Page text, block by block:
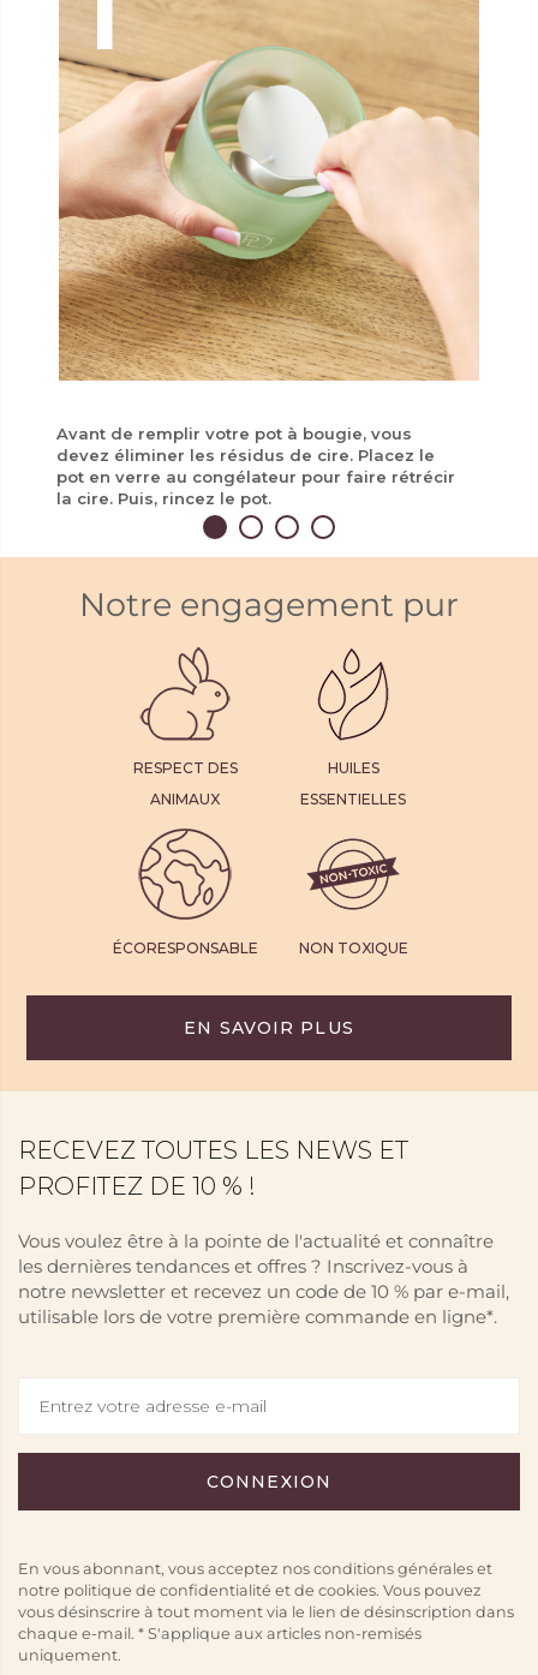
Avant de remplir votre pot à bougie, vous
devez éliminer les résidus de cire. Placez le
pot en verre au congélateur pour faire rétrécir
la cire. Puis, rincez le pot.
Notre engagement pur
RESPECT DES
ANIMAUX
HUILES
ESSENTIELLES
ÉCORESPONSABLE NON TOXIQUE
EN SAVOIR PLUS
RECEVEZ TOUTES LES NEWS ET
PROFITEZ DE 10 % !
Vous voulez être à la pointe de l'actualité et connaître
les dernières tendances et offres ? Inscrivez-vous à
notre newsletter et recevez un code de 10 % par e-mail,
utilisable lors de votre première commande en ligne*.
En vous abonnant, vous acceptez nos conditions générales et
notre politique de confidentialité et de cookies. Vous pouvez
vous désinscrire à tout moment via le lien de désinscription dans
chaque e-mail. * S'applique aux articles non-remisés
uniquement.